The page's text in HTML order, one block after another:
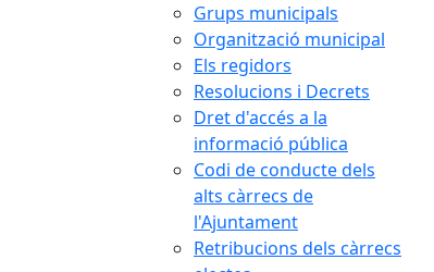
Grups municipals
Organització municipal
Els regidors
Resolucions i Decrets
Dret d'accés a la
informació pública
Codi de conducte dels
alts càrrecs de
l'Ajuntament
Retribucions dels càrrecs